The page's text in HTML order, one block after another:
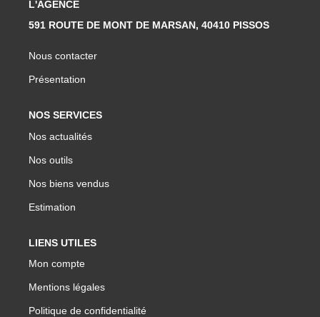
L'AGENCE
591 ROUTE DE MONT DE MARSAN, 40410 PISSOS
Nous contacter
Présentation
NOS SERVICES
Nos actualités
Nos outils
Nos biens vendus
Estimation
LIENS UTILES
Mon compte
Mentions légales
Politique de confidentialité